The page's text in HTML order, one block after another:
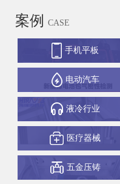
案例 CASE
手机平板
电动汽车
液冷行业
医疗器械
五金压铸